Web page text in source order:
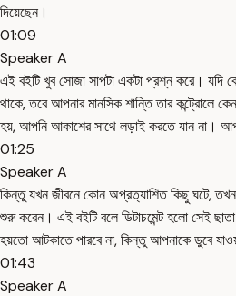
দিয়েছেন।
01:09
Speaker A
এই বইটি খুব সোজা সাপটা একটা প্রশ্ন করে। যদি
থাকে, তবে আপনার মানসিক শান্তি তার কন্ট্রোলে
হয়, আপনি আকাশের সাথে লড়াই করতে যান না।
01:25
Speaker A
কিন্তু যখন জীবনে কোন অপ্রত্যাশিত কিছু ঘটে,
শুরু করেন। এই বইটি বলে ডিটাচমেন্ট হলো সেই
হয়তো আটকাতে পারবে না, কিন্তু আপনাকে ডুবে
01:43
Speaker A